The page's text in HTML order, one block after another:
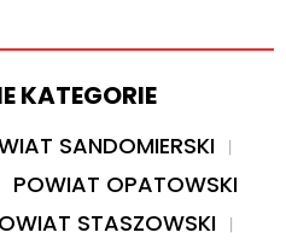
KATEGORIE
SANDOMIERSKI
POWIAT OPATOWSKI
STASZOWSKI